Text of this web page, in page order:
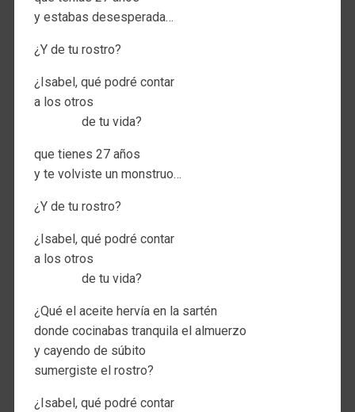
y estabas desesperada…
¿Y de tu rostro?
¿Isabel, qué podré contar
a los otros
de tu vida?
que tienes 27 años
y te volviste un monstruo…
¿Y de tu rostro?
¿Isabel, qué podré contar
a los otros
de tu vida?
¿Qué el aceite hervía en la sartén
donde cocinabas tranquila el almuerzo
y cayendo de súbito
sumergiste el rostro?
¿Isabel, qué podré contar